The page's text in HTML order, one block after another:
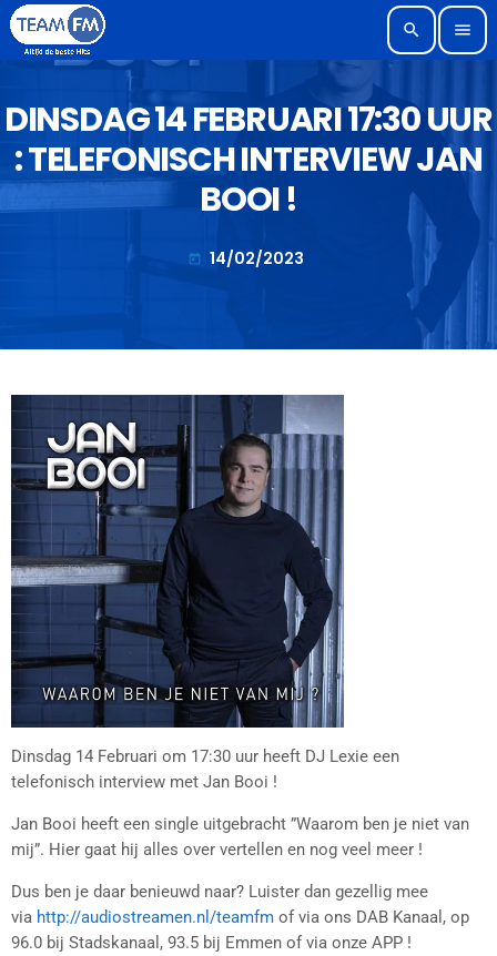
search menu
DINSDAG 14 FEBRUARI 17:30 UUR
: TELEFONISCH INTERVIEW JAN
BOOI !
today 14/02/2023
Dinsdag 14 Februari om 17:30 uur heeft DJ Lexie een
telefonisch interview met Jan Booi !
Jan Booi heeft een single uitgebracht ”Waarom ben je niet van
mij”. Hier gaat hij alles over vertellen en nog veel meer !
Dus ben je daar benieuwd naar? Luister dan gezellig mee
via http://audiostreamen.nl/teamfm of via ons DAB Kanaal, op
96.0 bij Stadskanaal, 93.5 bij Emmen of via onze APP !